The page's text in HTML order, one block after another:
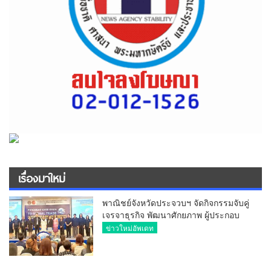
เรื่องมาใหม่
พาณิชย์จังหวัดประจวบฯ จัดกิจกรรมจับคู่
เจรจาธุรกิจ พัฒนาศักยภาพ ผู้ประกอบ
การ ขยายช่องทางการค้า สู่การค้า
ข่าวใหม่อัพเดท